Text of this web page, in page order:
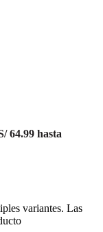
64.99 hasta
variantes. Las